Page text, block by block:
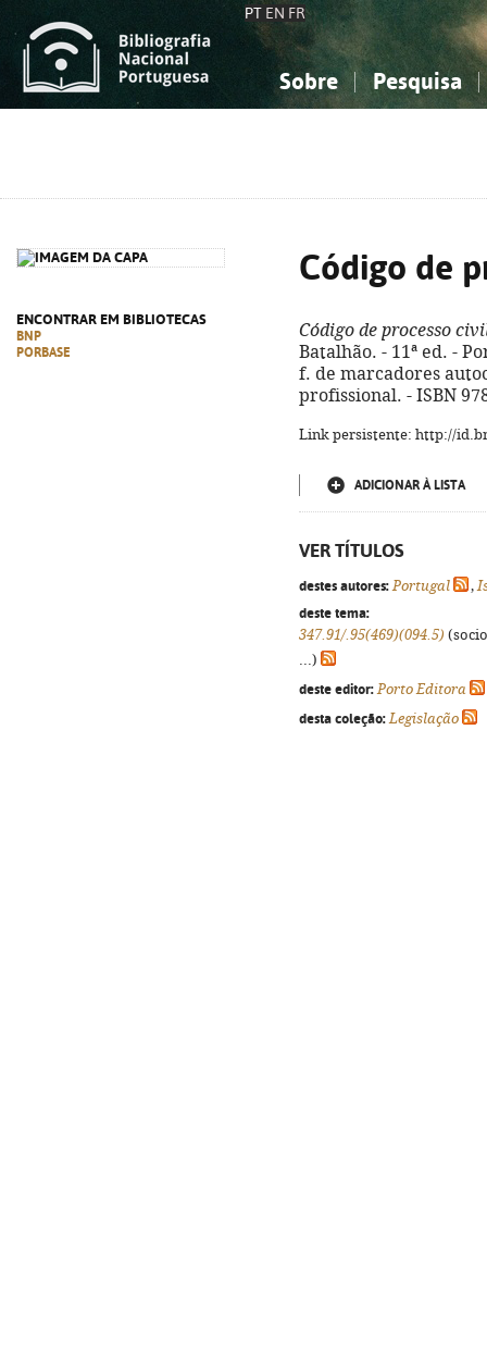
PT EN FR
Sobre Pesquisa
ENCONTRAR EM BIBLIOTECAS
BNP
PORBASE
Código de
Código de processo
Batalhão. - 11ª ed. -
f. de marcadores
profissional. - ISBN
Link persistente: http://
ADICIONAR À LISTA
VER TÍTULOS
destes autores: Portugal ,
deste tema:
347.91/.95(469)(094.5)
...)
deste editor: Porto Editora
desta coleção: Legislação